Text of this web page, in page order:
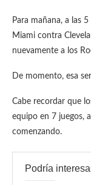
Para mañana, a las
Miami contra
nuevamente a los
De momento, esa
Cabe recordar que
equipo en 7 juegos,
comenzando.
Podría